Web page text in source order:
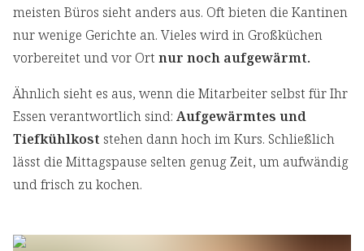
meisten Büros sieht anders aus. Oft bieten die Kantinen
nur wenige Gerichte an. Vieles wird in Großküchen
vorbereitet und vor Ort nur noch aufgewärmt.
Ähnlich sieht es aus, wenn die Mitarbeiter selbst für Ihr
Essen verantwortlich sind: Aufgewärmtes und
Tiefkühlkost stehen dann hoch im Kurs. Schließlich
lässt die Mittagspause selten genug Zeit, um aufwändig
und frisch zu kochen.